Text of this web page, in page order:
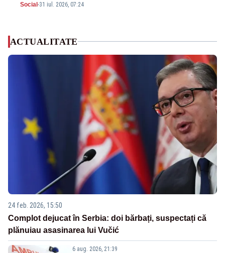
Social -31 iul. 2026, 07:24
ACTUALITATE
24 feb. 2026, 15:50
Complot dejucat în Serbia: doi bărbați, suspectați că
plănuiau asasinarea lui Vučić
6 aug. 2026, 21:39